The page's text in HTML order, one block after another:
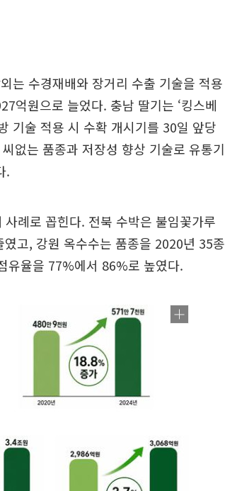
는 수경재배와 장거리 수출 기술을 적용
억원으로 늘었다. 충남 딸기는 ‘킹스베
기술 적용 시 수확 개시기를 30일 앞당
없는 품종과 저장성 향상 기술로 유통기
.
례로 꼽힌다. 전북 수박은 불임꽃가루
고, 강원 옥수수는 품종을 2020년 35종
유율을 77%에서 86%로 높였다.